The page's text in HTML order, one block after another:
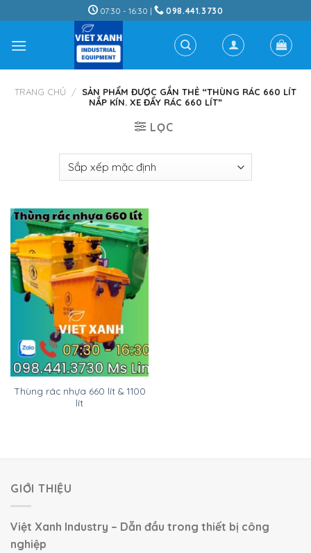
to
content
07:30 - 16:30 | 098.441.3730
TRANG CHỦ / SẢN PHẨM ĐƯỢC GẮN THẺ “THÙNG RÁC 660 LÍT
NẮP KÍN. XE ĐẨY RÁC 660 LÍT”
LỌC
Thùng rác nhựa 660 lít & 1100
lít
GIỚI THIỆU
Việt Xanh Industry – Dẫn đầu trong thiết bị công
nghiệp